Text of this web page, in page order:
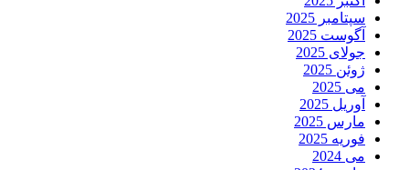
سپتامبر 2025
آگوست 2025
جولای 2025
ژوئن 2025
می 2025
آوریل 2025
مارس 2025
فوریه 2025
می 2024